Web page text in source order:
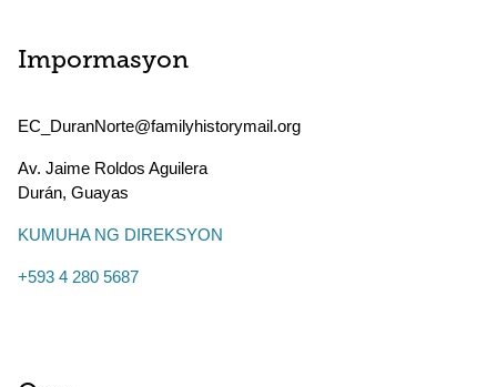
Impormasyon
EC_DuranNorte@familyhistorymail.org
Av. Jaime Roldos Aguilera
Durán, Guayas
KUMUHA NG DIREKSYON
+593 4 280 5687